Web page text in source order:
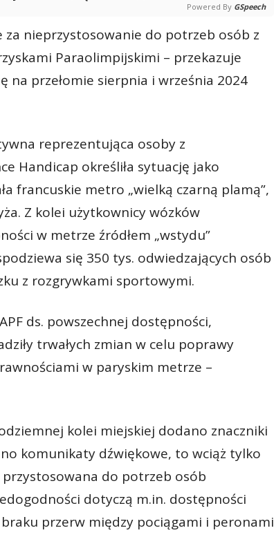
Powered By GSpeech
nieprzystosowanie do potrzeb osób z
Paraolimpijskimi – przekazuje
na przełomie sierpnia i września 2024
reprezentująca osoby z
Handicap określiła sytuację jako
francuskie metro „wielką czarną plamą”,
Z kolei użytkownicy wózków
w metrze źródłem „wstydu”
się 350 tys. odwiedzających osób
z rozgrywkami sportowymi.
ds. powszechnej dostępności,
trwałych zmian w celu poprawy
w paryskim metrze –
kolei miejskiej dodano znaczniki
komunikaty dźwiękowe, to wciąż tylko
do potrzeb osób
dotyczą m.in. dostępności
przerw między pociągami i peronami